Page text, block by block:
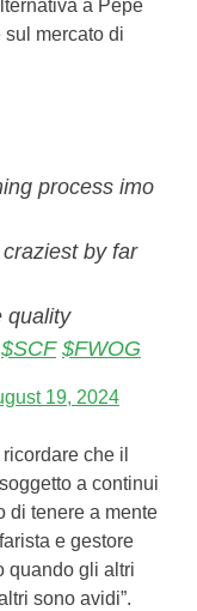
a Pepe
sul mercato di
process imo
by far
quality
$SCF $FWOG
19, 2024
che il
a continui
di tenere a mente
e gestore
quando gli altri
sono avidi”.